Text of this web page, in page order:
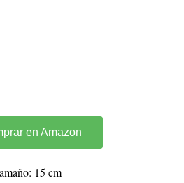
en Amazon
15 cm